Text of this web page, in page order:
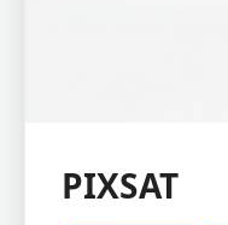
PIXSAT